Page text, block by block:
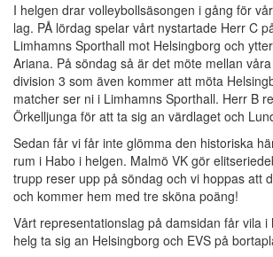
I helgen drar volleybollsäsongen i gång för
lag. PÅ lördag spelar vårt nystartade Herr C
Limhamns Sporthall mot Helsingborg och
Ariana. På söndag så är det möte mellan
division 3 som även kommer att möta
matcher ser ni i Limhamns Sporthall. Herr B
Örkelljunga för att ta sig an värdlaget och
Sedan får vi får inte glömma den historiska
rum i Habo i helgen. Malmö VK gör
trupp reser upp på söndag och vi hoppas att
och kommer hem med tre sköna poäng!
Vårt representationslag på damsidan får vila
helg ta sig an Helsingborg och EVS på